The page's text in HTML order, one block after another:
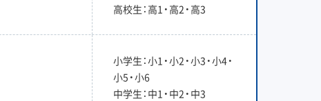
高校生：高1・高2・高3
小学生：小1・小2・小3・小4・
小5・小6
中学生：中1・中2・中3